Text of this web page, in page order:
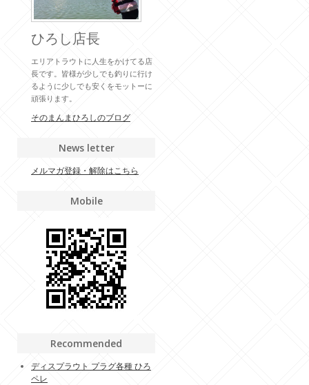
ひろし店長
エリアトラウトに人生をかけてる店
長です。皆様が少しでも釣りに行け
るように少しでも安くをモットーに
頑張ります。
そのまんまひろしのブログ
News letter
メルマガ登録・解除はこちら
Mobile
Recommended
ディスプラウト プラグ各種 ひろ
ペレ